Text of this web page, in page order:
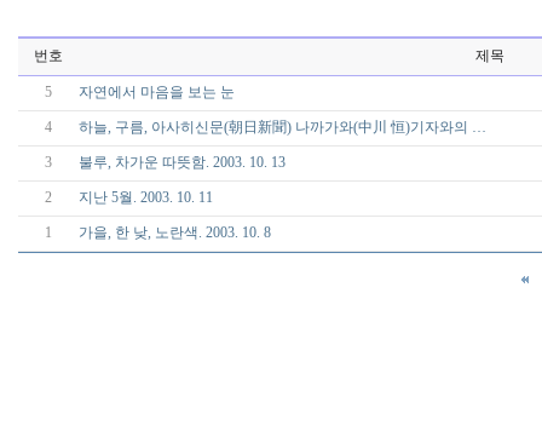
번호 제목
5 자연에서 마음을 보는 눈
4 하늘, 구름, 아사히신문(朝日新聞) 나까가와(中川 恒)기자와의 …
3 불루, 차가운 따뜻함. 2003. 10. 13
2 지난 5월. 2003. 10. 11
1 가을, 한 낮, 노란색. 2003. 10. 8